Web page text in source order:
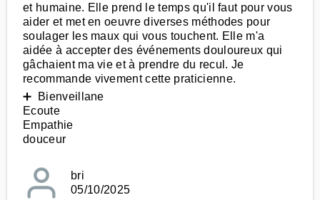
et humaine. Elle prend le temps qu'il faut pour vous
aider et met en oeuvre diverses méthodes pour
soulager les maux qui vous touchent. Elle m'a
aidée à accepter des événements douloureux qui
gâchaient ma vie et à prendre du recul. Je
recommande vivement cette praticienne.
➕ Bienveillane
Ecoute
Empathie
douceur
bri
05/10/2025